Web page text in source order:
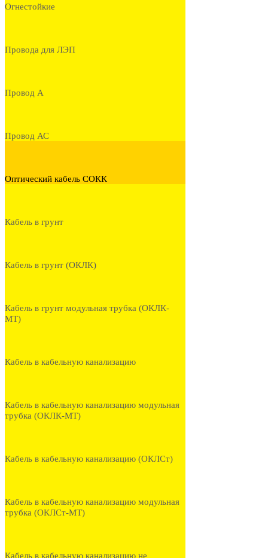
Огнестойкие
Провода для ЛЭП
Провод А
Провод АС
Оптический кабель СОКК
Кабель в грунт
Кабель в грунт (ОКЛК)
Кабель в грунт модульная трубка (ОКЛК-
МТ)
Кабель в кабельную канализацию
Кабель в кабельную канализацию модульная
трубка (ОКЛК-МТ)
Кабель в кабельную канализацию (ОКЛСт)
Кабель в кабельную канализацию модульная
трубка (ОКЛСт-МТ)
Кабель в кабельную канализацию не